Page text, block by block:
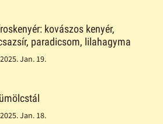
kovászos kenyér,
paradicsom, lilahagyma
2025. Jan. 19.
2025. Jan. 18.